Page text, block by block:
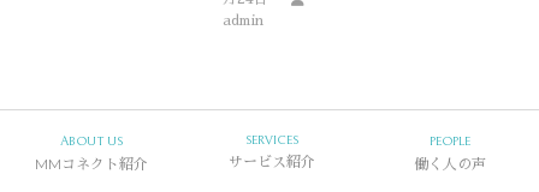
admin
ABOUT US
MMコネクト紹介
SERVICES
サービス紹介
PEOPLE
働く人の声